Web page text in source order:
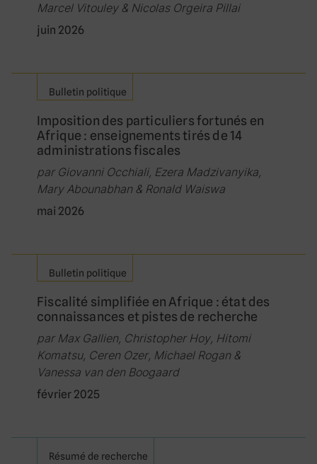
Marcel Vitouley & Nicolas Orgeira Pillai
juin 2026
Bulletin politique
Imposition des particuliers fortunés en
Afrique : enseignements tirés de 14
administrations fiscales
par Giovanni Occhiali, Ezera Madzivanyika,
Mary Abounabhan & Ronald Waiswa
mai 2026
Bulletin politique
Fiscalité simplifiée en Afrique : état des
connaissances et pistes de recherche
par Max Gallien, Christopher Hoy, Hitomi
Komatsu, Ceren Ozer, Michael Rogan &
Vanessa van den Boogaard
février 2025
Résumé de recherche